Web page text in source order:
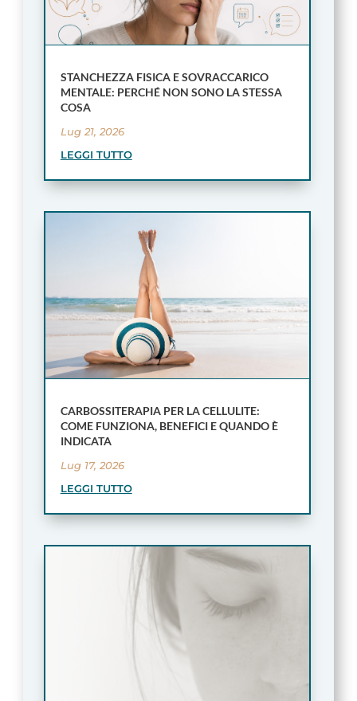
STANCHEZZA FISICA E SOVRACCARICO
MENTALE: PERCHÉ NON SONO LA STESSA
COSA
Lug 21, 2026
LEGGI TUTTO
CARBOSSITERAPIA PER LA CELLULITE:
COME FUNZIONA, BENEFICI E QUANDO È
INDICATA
Lug 17, 2026
LEGGI TUTTO